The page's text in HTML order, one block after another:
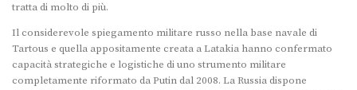
tratta di molto di più.
Il considerevole spiegamento militare russo nella base navale di
Tartous e quella appositamente creata a Latakia hanno confermato
capacità strategiche e logistiche di uno strumento militare
completamente riformato da Putin dal 2008. La Russia dispone